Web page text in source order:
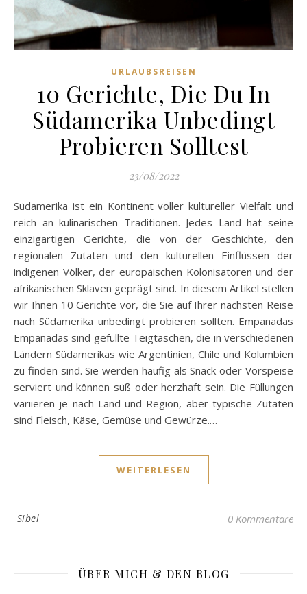
URLAUBSREISEN
10 Gerichte, Die Du In
Südamerika Unbedingt
Probieren Solltest
23/08/2022
Südamerika ist ein Kontinent voller kultureller Vielfalt und
reich an kulinarischen Traditionen. Jedes Land hat seine
einzigartigen Gerichte, die von der Geschichte, den
regionalen Zutaten und den kulturellen Einflüssen der
indigenen Völker, der europäischen Kolonisatoren und der
afrikanischen Sklaven geprägt sind. In diesem Artikel stellen
wir Ihnen 10 Gerichte vor, die Sie auf Ihrer nächsten Reise
nach Südamerika unbedingt probieren sollten. Empanadas
Empanadas sind gefüllte Teigtaschen, die in verschiedenen
Ländern Südamerikas wie Argentinien, Chile und Kolumbien
zu finden sind. Sie werden häufig als Snack oder Vorspeise
serviert und können süß oder herzhaft sein. Die Füllungen
variieren je nach Land und Region, aber typische Zutaten
sind Fleisch, Käse, Gemüse und Gewürze.…
WEITERLESEN
Sibel 0 Kommentare
ÜBER MICH & DEN BLOG